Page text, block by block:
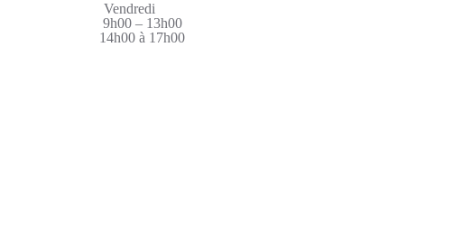
Vendredi
9h00 – 13h00
14h00 à 17h00